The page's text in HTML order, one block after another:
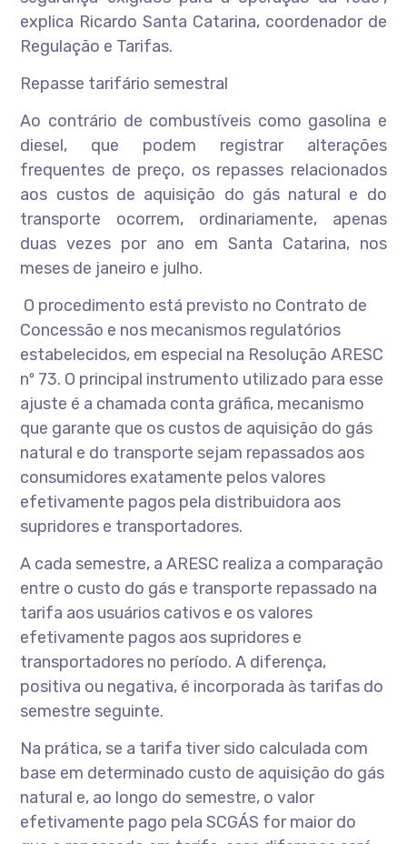
explica Ricardo Santa Catarina, coordenador de
Regulação e Tarifas.
Repasse tarifário semestral
Ao contrário de combustíveis como gasolina e
diesel, que podem registrar alterações
frequentes de preço, os repasses relacionados
aos custos de aquisição do gás natural e do
transporte ocorrem, ordinariamente, apenas
duas vezes por ano em Santa Catarina, nos
meses de janeiro e julho.
O procedimento está previsto no Contrato de
Concessão e nos mecanismos regulatórios
estabelecidos, em especial na Resolução ARESC
nº 73. O principal instrumento utilizado para esse
ajuste é a chamada conta gráfica, mecanismo
que garante que os custos de aquisição do gás
natural e do transporte sejam repassados aos
consumidores exatamente pelos valores
efetivamente pagos pela distribuidora aos
supridores e transportadores.
A cada semestre, a ARESC realiza a comparação
entre o custo do gás e transporte repassado na
tarifa aos usuários cativos e os valores
efetivamente pagos aos supridores e
transportadores no período. A diferença,
positiva ou negativa, é incorporada às tarifas do
semestre seguinte.
Na prática, se a tarifa tiver sido calculada com
base em determinado custo de aquisição do gás
natural e, ao longo do semestre, o valor
efetivamente pago pela SCGÁS for maior do